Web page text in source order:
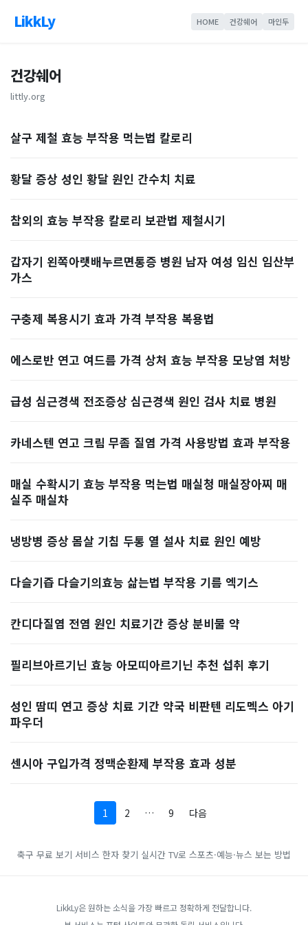
LikkLy HOME 건강쉐어 마인두
건강쉐어
littly.org
살구 제철 효능 부작용 먹는법 칼로리
황달 증상 성인 황달 원인 간수치 치료
참외의 효능 부작용 칼로리 보관법 제철시기
갑자기 왼쪽아랫배누르면통증 병원 남자 여성 임신 임산부
가스
구충제 복용시기 효과 가격 부작용 복용법
에스로반 연고 여드름 가격 상처 효능 부작용 모낭염 처방
급성 심근경색 전조증상 심근경색 원인 검사 치료 병원
카네스텐 연고 크림 무좀 질염 가격 사용방법 효과 부작용
매실 수확시기 효능 부작용 먹는법 매실청 매실장아찌 매
실주 매실차
냉방병 증상 몸살 기침 두통 열 설사 치료 원인 예방
다슬기즙 다슬기의효능 삶는법 부작용 기름 엑기스
칸디다질염 전염 원인 치료기간 증상 분비물 약
필리브아르기닌 효능 아모띠아르기닌 추천 섭취 후기
성인 땀띠 연고 증상 치료 기간 약국 비판텐 리도멕스 아기
파우더
센시아 구입가격 정맥순환제 부작용 효과 성분
1 2 … 9 다음
축구 무료 보기 서비스 한자 찾기 실시간 TV로 스포츠·예능·뉴스 보는 방법
LikkLy은 원하는 소식을 가장 빠르고 정확하게 전달합니다.